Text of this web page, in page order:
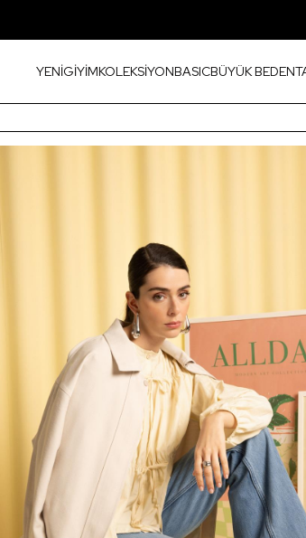
YENİGİYİMKOLEKSİYONBASICBÜYÜK BEDEN